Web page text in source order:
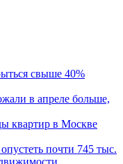
свыше 40%
в апреле больше,
квартир в Москве
почти 745 тыс.